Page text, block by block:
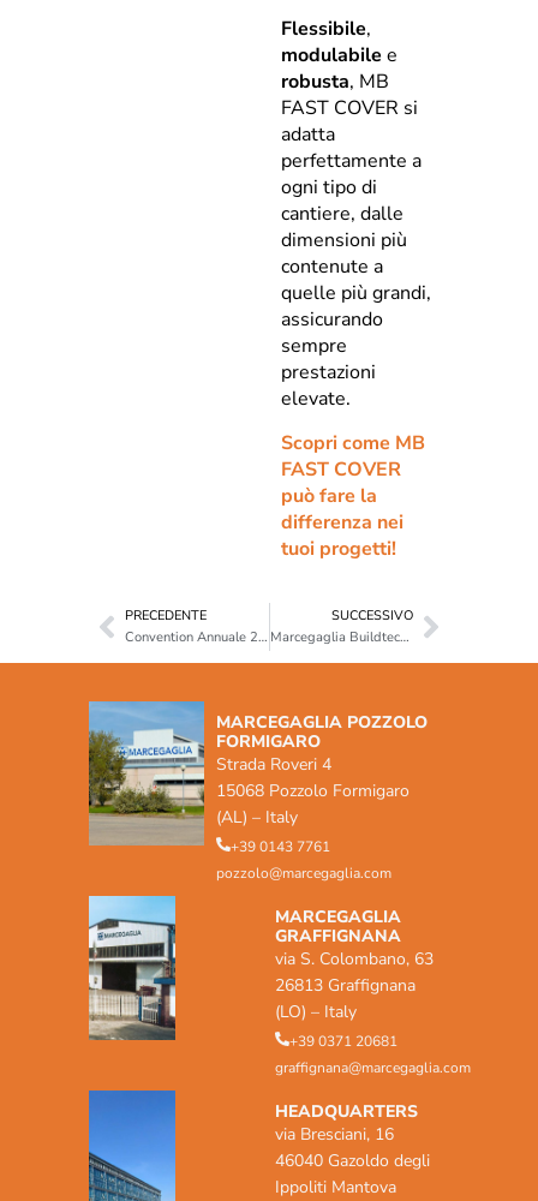
Flessibile,
modulabile e
robusta, MB
FAST COVER si
adatta
perfettamente a
ogni tipo di
cantiere, dalle
dimensioni più
contenute a
quelle più grandi,
assicurando
sempre
prestazioni
elevate.
Scopri come MB
FAST COVER
può fare la
differenza nei
tuoi progetti!
PRECEDENTE
Convention Annuale 2025: energia, innovazione e visione condivisa
SUCCESSIVO
Marcegaglia Buildtech all’International Construction Business Meeting di Łódź. Insieme, abbiamo posto le basi per il domani.
MARCEGAGLIA POZZOLO
FORMIGARO
Strada Roveri 4
15068 Pozzolo Formigaro
(AL) – Italy
+39 0143 7761
pozzolo@marcegaglia.com
MARCEGAGLIA
GRAFFIGNANA
via S. Colombano, 63
26813 Graffignana
(LO) – Italy
+39 0371 20681
graffignana@marcegaglia.com
HEADQUARTERS
via Bresciani, 16
46040 Gazoldo degli
Ippoliti Mantova